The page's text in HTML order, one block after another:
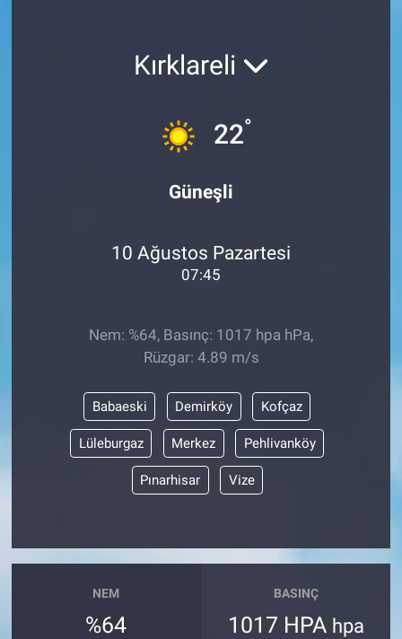
Kırklareli
22°
Güneşli
10 Ağustos Pazartesi
07:45
Nem: %64, Basınç: 1017 hpa hPa,
Rüzgar: 4.89 m/s
Babaeski Demirköy Kofçaz
Lüleburgaz Merkez Pehlivanköy
Pınarhisar Vize
NEM
%64
BASINÇ
1017 HPA hpa